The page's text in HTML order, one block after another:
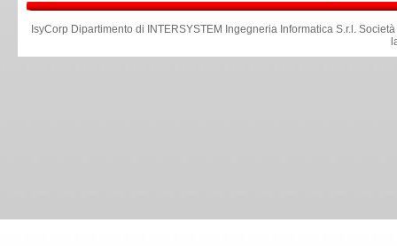
IsyCorp Dipartimento di INTERSYSTEM Ingegneria Informatica S.r.l .